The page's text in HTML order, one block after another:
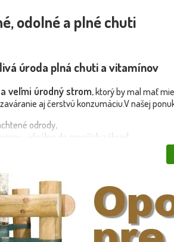
odolné a plné chuti
úroda plná chuti a vitamínov
veľmi úrodný strom, ktorý by mal mať
aj čerstvú konzumáciu.V našej
odrody,
– ideálne do menších záhrad,
rastliny (všetky naše rastliny) pripravené na
s
vhodné aj do vyšších polôh.🚚 Doručujeme
– pre chutné plody každý rok🍒